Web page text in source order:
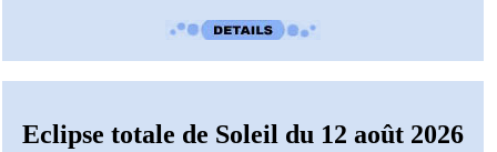
Eclipse totale de Soleil du 12 août 2026